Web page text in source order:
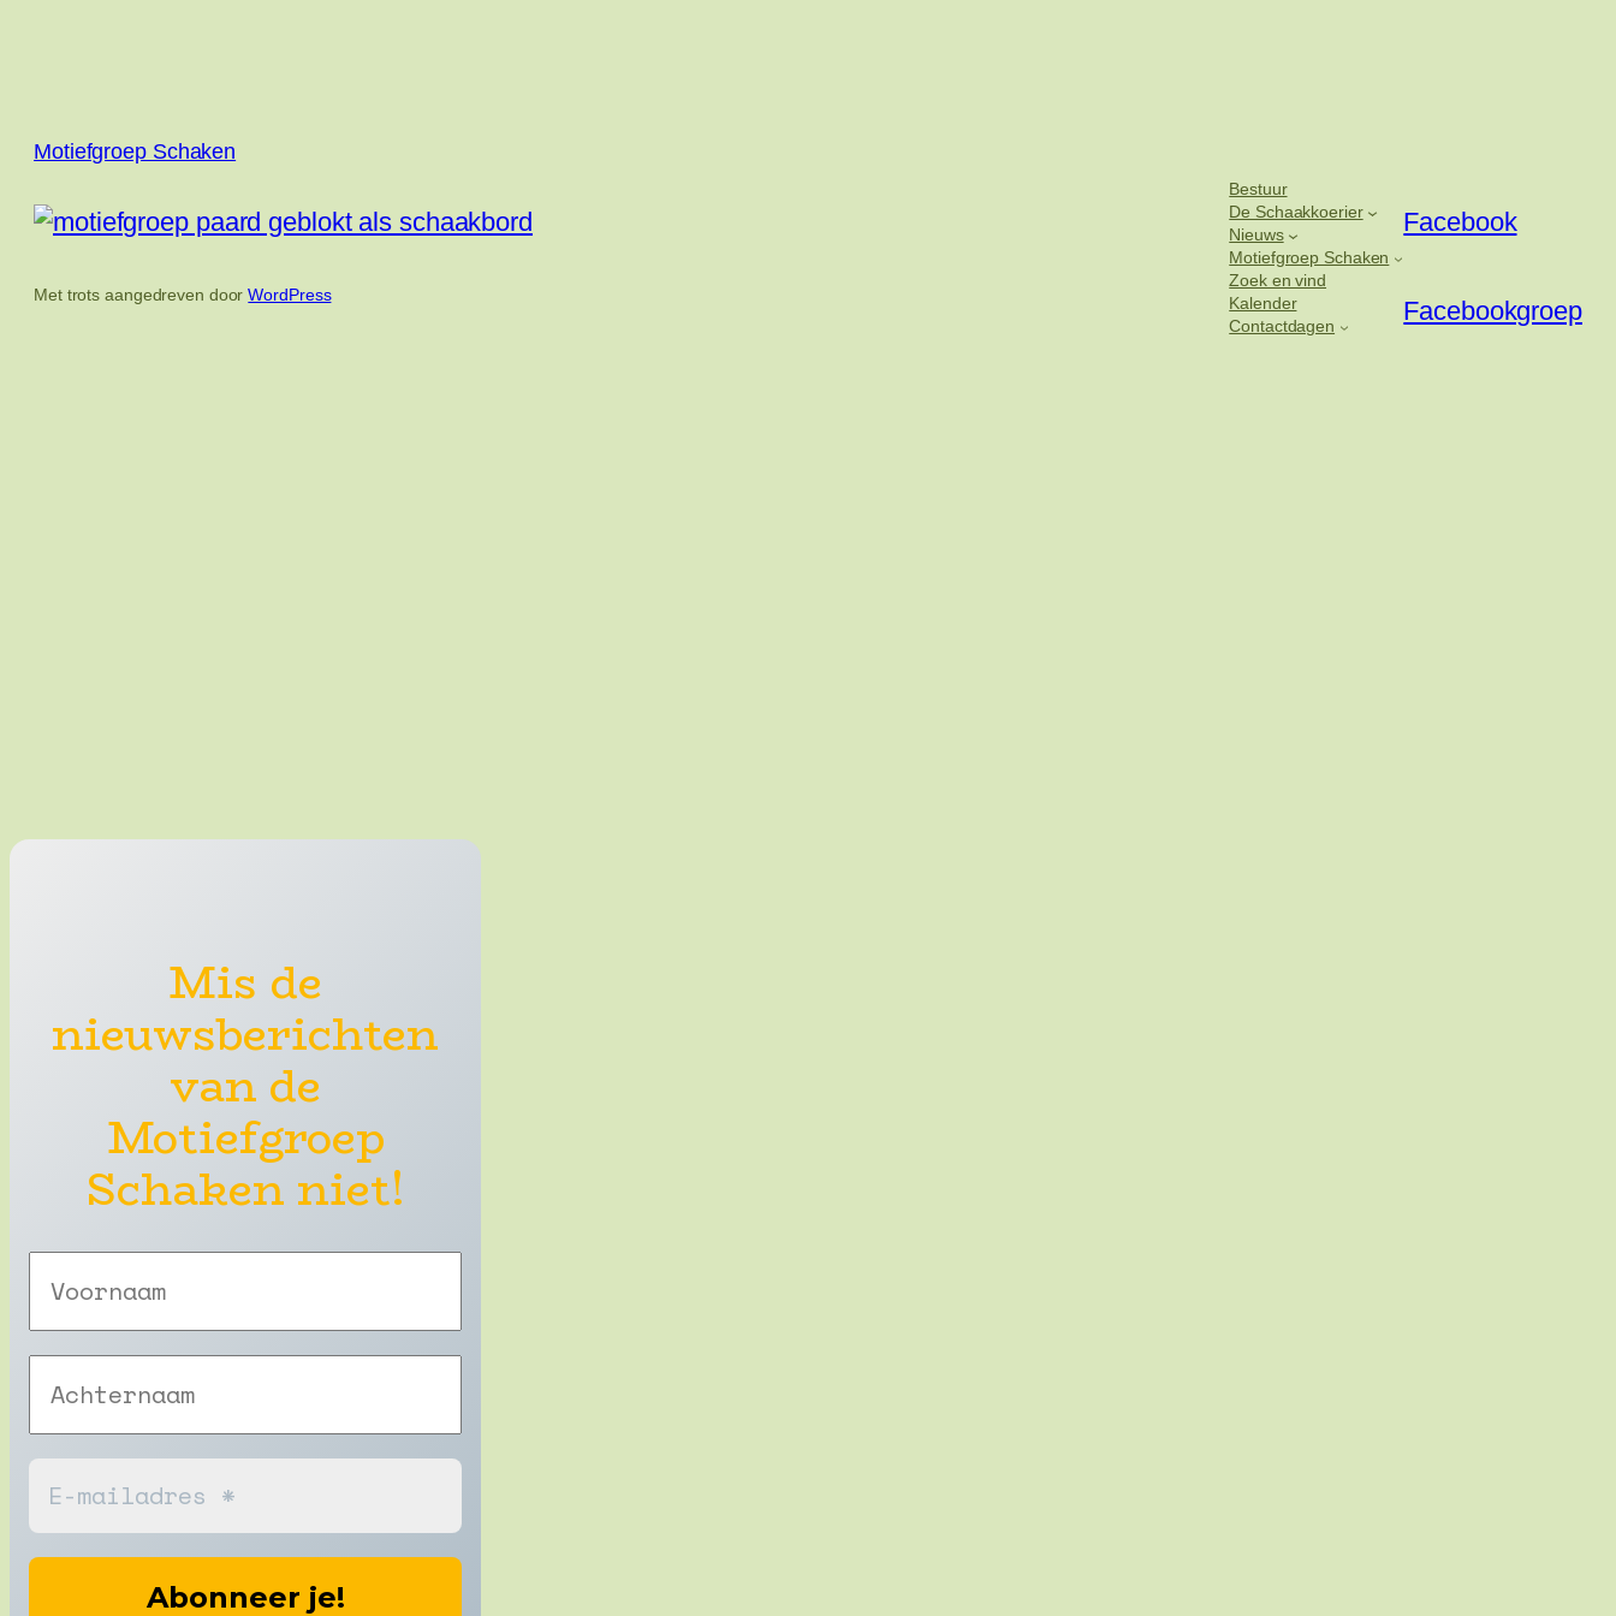
Motiefgroep Schaken
Met trots aangedreven doorWordPress
Bestuur
De Schaakkoerier
Nieuws
Motiefgroep Schaken
Zoek en vind
Kalender
Contactdagen
Facebook
Facebookgroep
Mis de
nieuwsberichten
van de
Motiefgroep
Schaken niet!